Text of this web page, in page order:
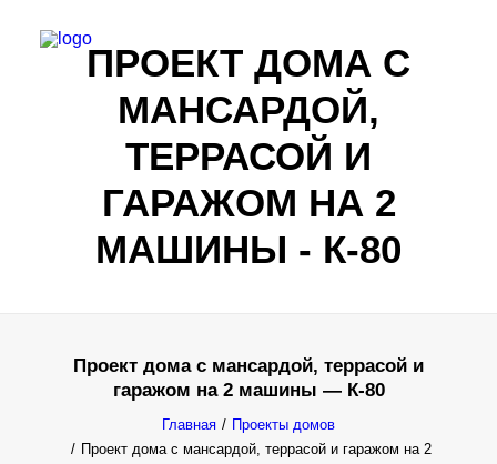
ПРОЕКТ ДОМА С
МАНСАРДОЙ,
ТЕРРАСОЙ И
ГАРАЖОМ НА 2
МАШИНЫ - К-80
Проект дома с мансардой, террасой и
гаражом на 2 машины — К-80
Главная
Проекты домов
Проект дома с мансардой, террасой и гаражом на 2